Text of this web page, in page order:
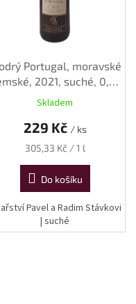
Portugal, moravské
2021, suché, 0,75
Skladem
229 Kč / ks
Měrná
305,33 Kč / 1 l
Do košíku
Pavel a Radim Stávkovi
| suché